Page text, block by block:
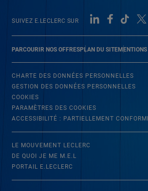
PARCOURIR NOS OFFRESPLAN DU SITE
SUIVEZ E.LECLERC SUR
CHARTE DES DONNÉES PERSONNELLES
GESTION DES DONNÉES PERSONNELLES
COOKIES
PARAMÈTRES DES COOKIES
ACCESSIBILITÉ : PARTIELLEMENT
LE MOUVEMENT LECLERC
DE QUOI JE ME M.E.L
PORTAIL E.LECLERC